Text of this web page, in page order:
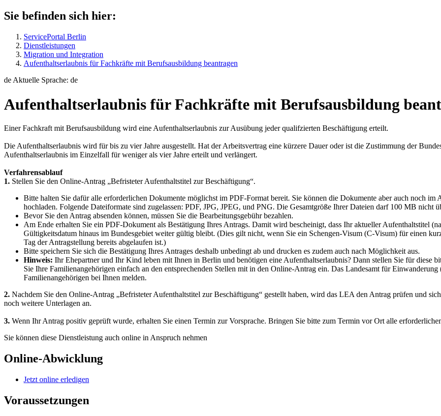
Sie befinden sich hier:
ServicePortal Berlin
Dienstleistungen
Migration und Integration
Aufenthaltserlaubnis für Fachkräfte mit Berufsausbildung beantragen
de Aktuelle Sprache: de
Aufenthaltserlaubnis für Fachkräfte mit Berufsausbildung
Einer Fachkraft mit Berufsausbildung wird eine Aufenthaltserlaubnis zur Ausübung jeder qualifzierten Beschäftigung erteilt.
Die Aufenthaltserlaubnis wird für bis zu vier Jahre ausgestellt. Hat der Arbeitsvertrag eine kürzere Dauer oder ist die Zustimmung der
Aufenthaltserlaubnis im Einzelfall für weniger als vier Jahre erteilt und verlängert.
Verfahrensablauf
1. Stellen Sie den Online-Antrag „Befristeter Aufenthaltstitel zur Beschäftigung“.
Bitte halten Sie dafür alle erforderlichen Dokumente möglichst im PDF-Format bereit. Sie können die Dokumente aber auch noch im
hochladen. Folgende Dateiformate sind zugelassen: PDF, JPG, JPEG, und PNG. Die Gesamtgröße Ihrer Dateien darf 100 MB nicht
Bevor Sie den Antrag absenden können, müssen Sie die Bearbeitungsgebühr bezahlen.
Am Ende erhalten Sie ein PDF-Dokument als Bestätigung Ihres Antrags. Damit wird bescheinigt, dass Ihr aktueller Aufenthaltstitel
Gültigkeitsdatum hinaus im Bundesgebiet weiter gültig bleibt. (Dies gilt nicht, wenn Sie ein Schengen-Visum (C-Visum) für einen
Tag der Antragstellung bereits abgelaufen ist.)
Bitte speichern Sie sich die Bestätigung Ihres Antrages deshalb unbedingt ab und drucken es zudem auch nach Möglichkeit aus.
Hinweis: Ihr Ehepartner und Ihr Kind leben mit Ihnen in Berlin und benötigen eine Aufenthaltserlaubnis? Dann stellen Sie für diese
Sie Ihre Familienangehörigen einfach an den entsprechenden Stellen mit in den Online-Antrag ein. Das Landesamt für
Familienangehörigen bei Ihnen melden.
2. Nachdem Sie den Online-Antrag „Befristeter Aufenthaltstitel zur Beschäftigung“ gestellt haben, wird das LEA den Antrag prüfen und
noch weitere Unterlagen an.
3. Wenn Ihr Antrag positiv geprüft wurde, erhalten Sie einen Termin zur Vorsprache. Bringen Sie bitte zum Termin vor Ort alle
Sie können diese Dienstleistung auch online in Anspruch nehmen
Online-Abwicklung
Jetzt online erledigen
Voraussetzungen